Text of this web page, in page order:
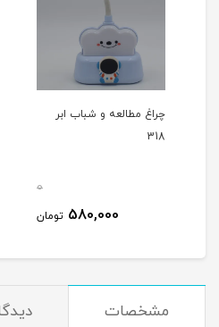
چراغ مطالعه و شباب ابر
318
0
580,000 تومان
مشخصات